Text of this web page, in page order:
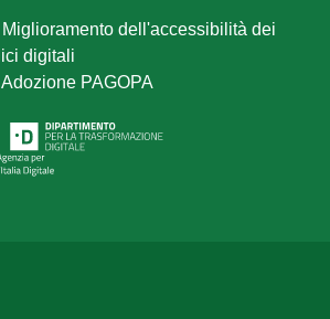
Miglioramento dell'accessibilità dei
digitali
PAGOPA